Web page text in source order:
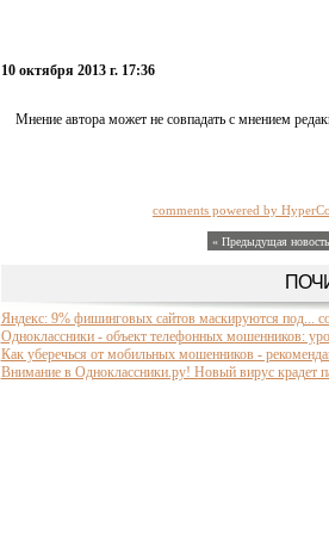
10 октября 2013 г. 17:36
Мнение автора может не совпадать с мнением
comments powered by
« Предыдущая
Яндекс: 9% фишинговых сайтов маскируются под...
Одноклассники - объект телефонных мошенников:
Как уберечься от мобильных мошенников -
Внимание в Одноклассники.ру! Новый вирус крадет